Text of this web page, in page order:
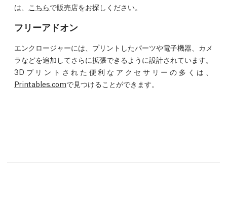
は、
こちらで販売店をお探しください。
フリーアドオン
エンクロージャーには、プリントしたパーツや電子機器、カメ
ラなどを追加してさらに拡張できるように設計されています。
3Dプリントされた便利なアクセサリーの多くは、
Printables.comで見つけることができます。